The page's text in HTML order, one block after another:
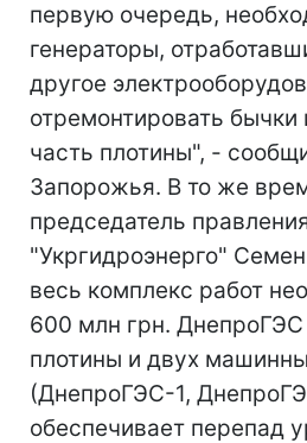
первую очередь,
генераторы,
другое
отремонтировать
часть плотины", -
Запорожья. В то же
председатель
"Укргидроэнерго"
весь комплекс работ
600 млн грн. ДнепроГЭС
плотины и двух
(ДнепроГЭС-1,
обеспечивает перепад